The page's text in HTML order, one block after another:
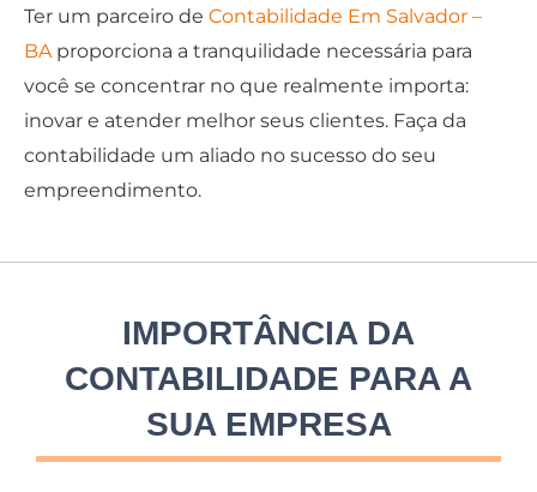
Ter um parceiro de Contabilidade Em Salvador –
BAproporciona a tranquilidade necessária para
você se concentrar no que realmente importa:
inovar e atender melhor seus clientes. Faça da
contabilidade um aliado no sucesso do seu
empreendimento.
IMPORTÂNCIA DA
CONTABILIDADE PARA A
SUA EMPRESA